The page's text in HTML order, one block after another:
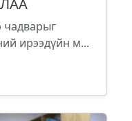
чадварыг
ирээдүйн м...